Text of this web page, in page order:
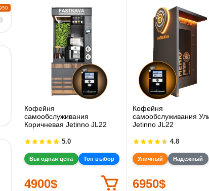
Кофейня
самообслуживания
Коричневая Jetinno JL22
5.0
Выгодная цена Топ выбор
4900$
Кофейня
самообслуживания
Jetinno JL22
4.8
Уличный Надежный
6950$